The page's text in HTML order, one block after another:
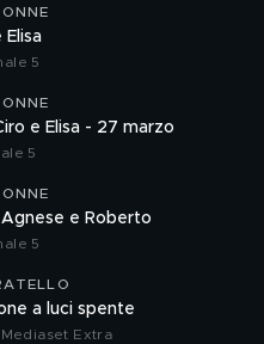
Elisa
5
e Elisa - 27 marzo
5
e Roberto
5
a luci spente
Extra